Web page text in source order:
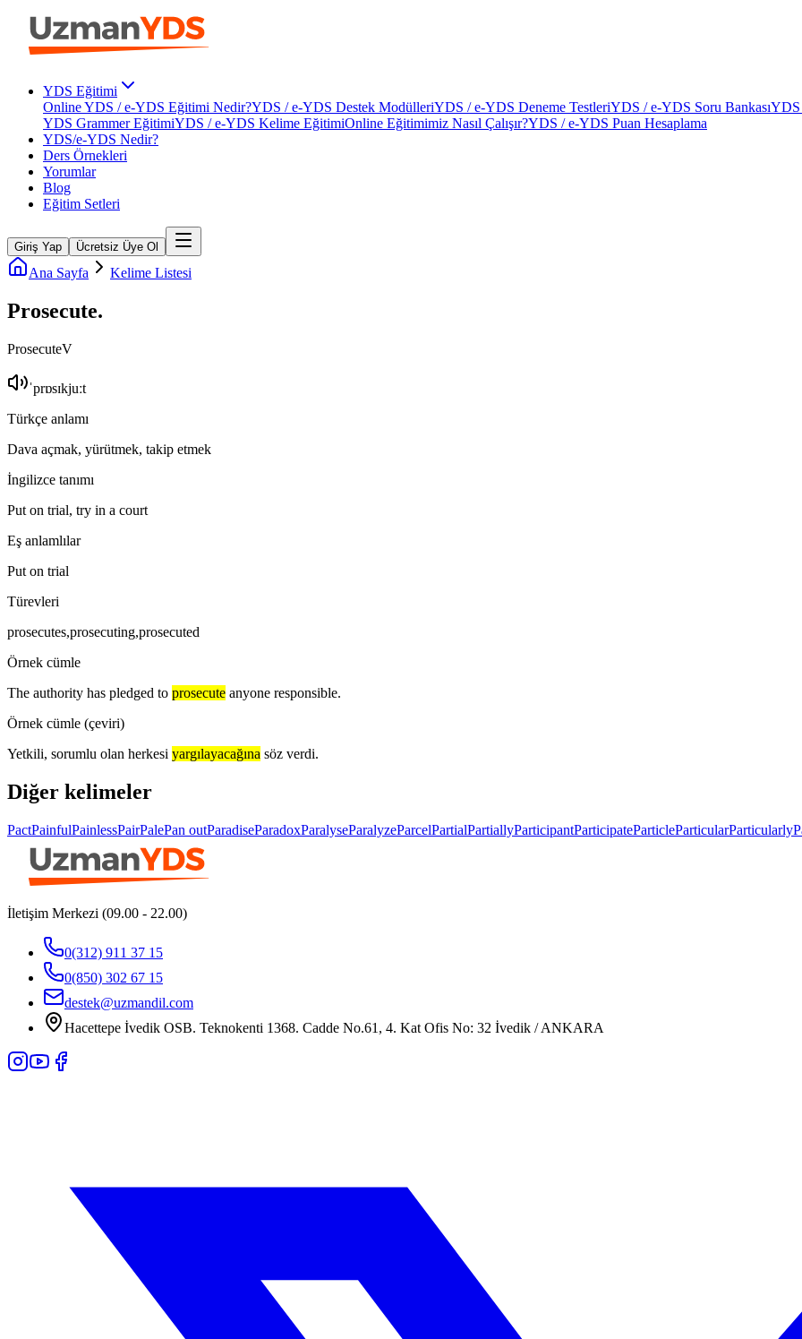
YDS Eğitimi
Online YDS / e-YDS Eğitimi Nedir?YDS / e-YDS Destek ModülleriYDS / e-YDS Deneme TestleriYDS / e-YDS Soru BankasıYDS
YDS Grammer EğitimiYDS / e-YDS Kelime EğitimiOnline Eğitimimiz Nasıl Çalışır?YDS / e-YDS Puan Hesaplama
YDS/e-YDS Nedir?
Ders Örnekleri
Yorumlar
Blog
Eğitim Setleri
Giriş Yap Ücretsiz Üye Ol
Ana Sayfa Kelime Listesi
Prosecute.
ProsecuteV
ˈprɒsɪkjuːt
Türkçe anlamı
Dava açmak, yürütmek, takip etmek
İngilizce tanımı
Put on trial, try in a court
Eş anlamlılar
Put on trial
Türevleri
prosecutes,prosecuting,prosecuted
Örnek cümle
The authority has pledged to prosecute anyone responsible.
Örnek cümle (çeviri)
Yetkili, sorumlu olan herkesi yargılayacağına söz verdi.
Diğer kelimeler
PactPainfulPainlessPairPalePan outParadiseParadoxParalyseParalyzeParcelPartialPartiallyParticipantParticipateParticleParticularParticularly
İletişim Merkezi (09.00 - 22.00)
0(312) 911 37 15
0(850) 302 67 15
destek@uzmandil.com
Hacettepe İvedik OSB. Teknokenti 1368. Cadde No.61, 4. Kat Ofis No: 32 İvedik / ANKARA